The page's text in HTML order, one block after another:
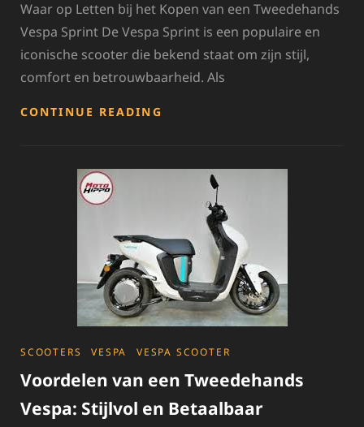
Waar op Letten bij het Kopen van een Tweedehands
Vespa Sprint De Vespa Sprint is een populaire en
iconische scooter die bekend staat om zijn stijl,
comfort en betrouwbaarheid. Als
CONTINUE READING
TWEEDEHANDS
SPRINT
CATEGORIES
SCOOTERS VESPA VESPA SCOOTER
Voordelen van een Tweedehands
Vespa: Stijlvol en Betaalbaar